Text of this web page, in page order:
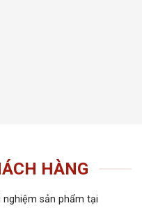
HÀNG
sản phẩm tại